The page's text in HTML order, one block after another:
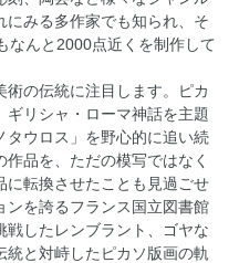
にみる多作家でも知られ、そ
なんと2000点近くを制作して
の伝統に注目します。ピカ
ギリシャ・ローマ神話を主題
タウロス」を野心的に追い続
品を、ただの模写ではなく
に転換させたことも見過ごせ
ンを誇るフランス国立図書館
したレンブラント、ゴヤな
統と対峙したピカソ版画の軌